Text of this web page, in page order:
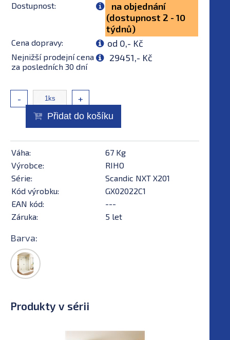
Dostupnost:
na objednání
(dostupnost 2 - 10
týdnů)
Cena dopravy: od 0,- Kč
Nejnižší prodejní cena
za posledních 30 dní
29451,- Kč
- +
Přidat do košíku
Váha:
67 Kg
Výrobce:
RIHO
Série:
Scandic NXT X201
Kód výrobku:
GX02022C1
EAN kód:
---
Záruka:
5 let
Barva:
Produkty v sérii